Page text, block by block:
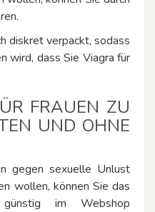
diskret verpackt, sodass
wird, dass Sie Viagra für
FRAUEN ZU
UND OHNE
gegen sexuelle Unlust
wollen, können Sie das
günstig im Webshop